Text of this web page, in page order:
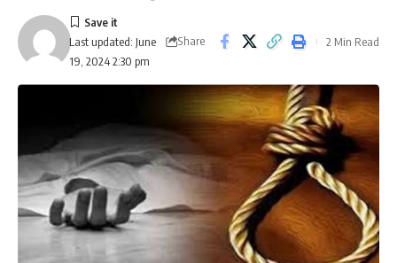
Last updated: June
19, 2024 2:30 pm
Share 2 Min Read